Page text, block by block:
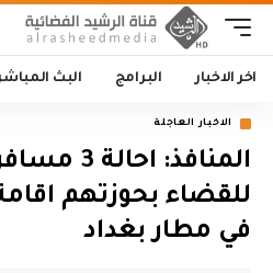
اخر الاخبار البرامج البث
الاخبار العاجلة
المنافذ:
للقضاء بحوزتهم
في مطار بغداد